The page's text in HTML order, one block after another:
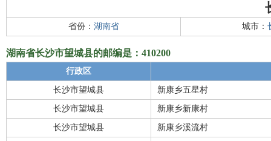
省份： 湖南省 城市：
湖南省长沙市望城县的邮编是：410200
行政区
长沙市望城县 新康乡五星村
长沙市望城县 新康乡新康村
长沙市望城县 新康乡溪流村